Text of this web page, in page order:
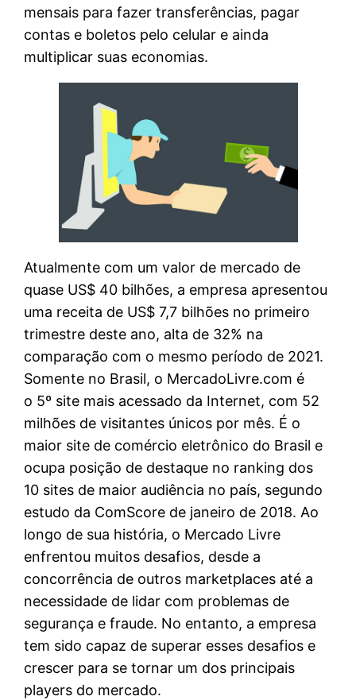
mensais para fazer transferências, pagar
contas e boletos pelo celular e ainda
multiplicar suas economias.
Atualmente com um valor de mercado de
quase US$ 40 bilhões, a empresa apresentou
uma receita de US$ 7,7 bilhões no primeiro
trimestre deste ano, alta de 32% na
comparação com o mesmo período de 2021.
Somente no Brasil, o MercadoLivre.com é
o 5º site mais acessado da Internet, com 52
milhões de visitantes únicos por mês. É o
maior site de comércio eletrônico do Brasil e
ocupa posição de destaque no ranking dos
10 sites de maior audiência no país, segundo
estudo da ComScore de janeiro de 2018. Ao
longo de sua história, o Mercado Livre
enfrentou muitos desafios, desde a
concorrência de outros marketplaces até a
necessidade de lidar com problemas de
segurança e fraude. No entanto, a empresa
tem sido capaz de superar esses desafios e
crescer para se tornar um dos principais
players do mercado.